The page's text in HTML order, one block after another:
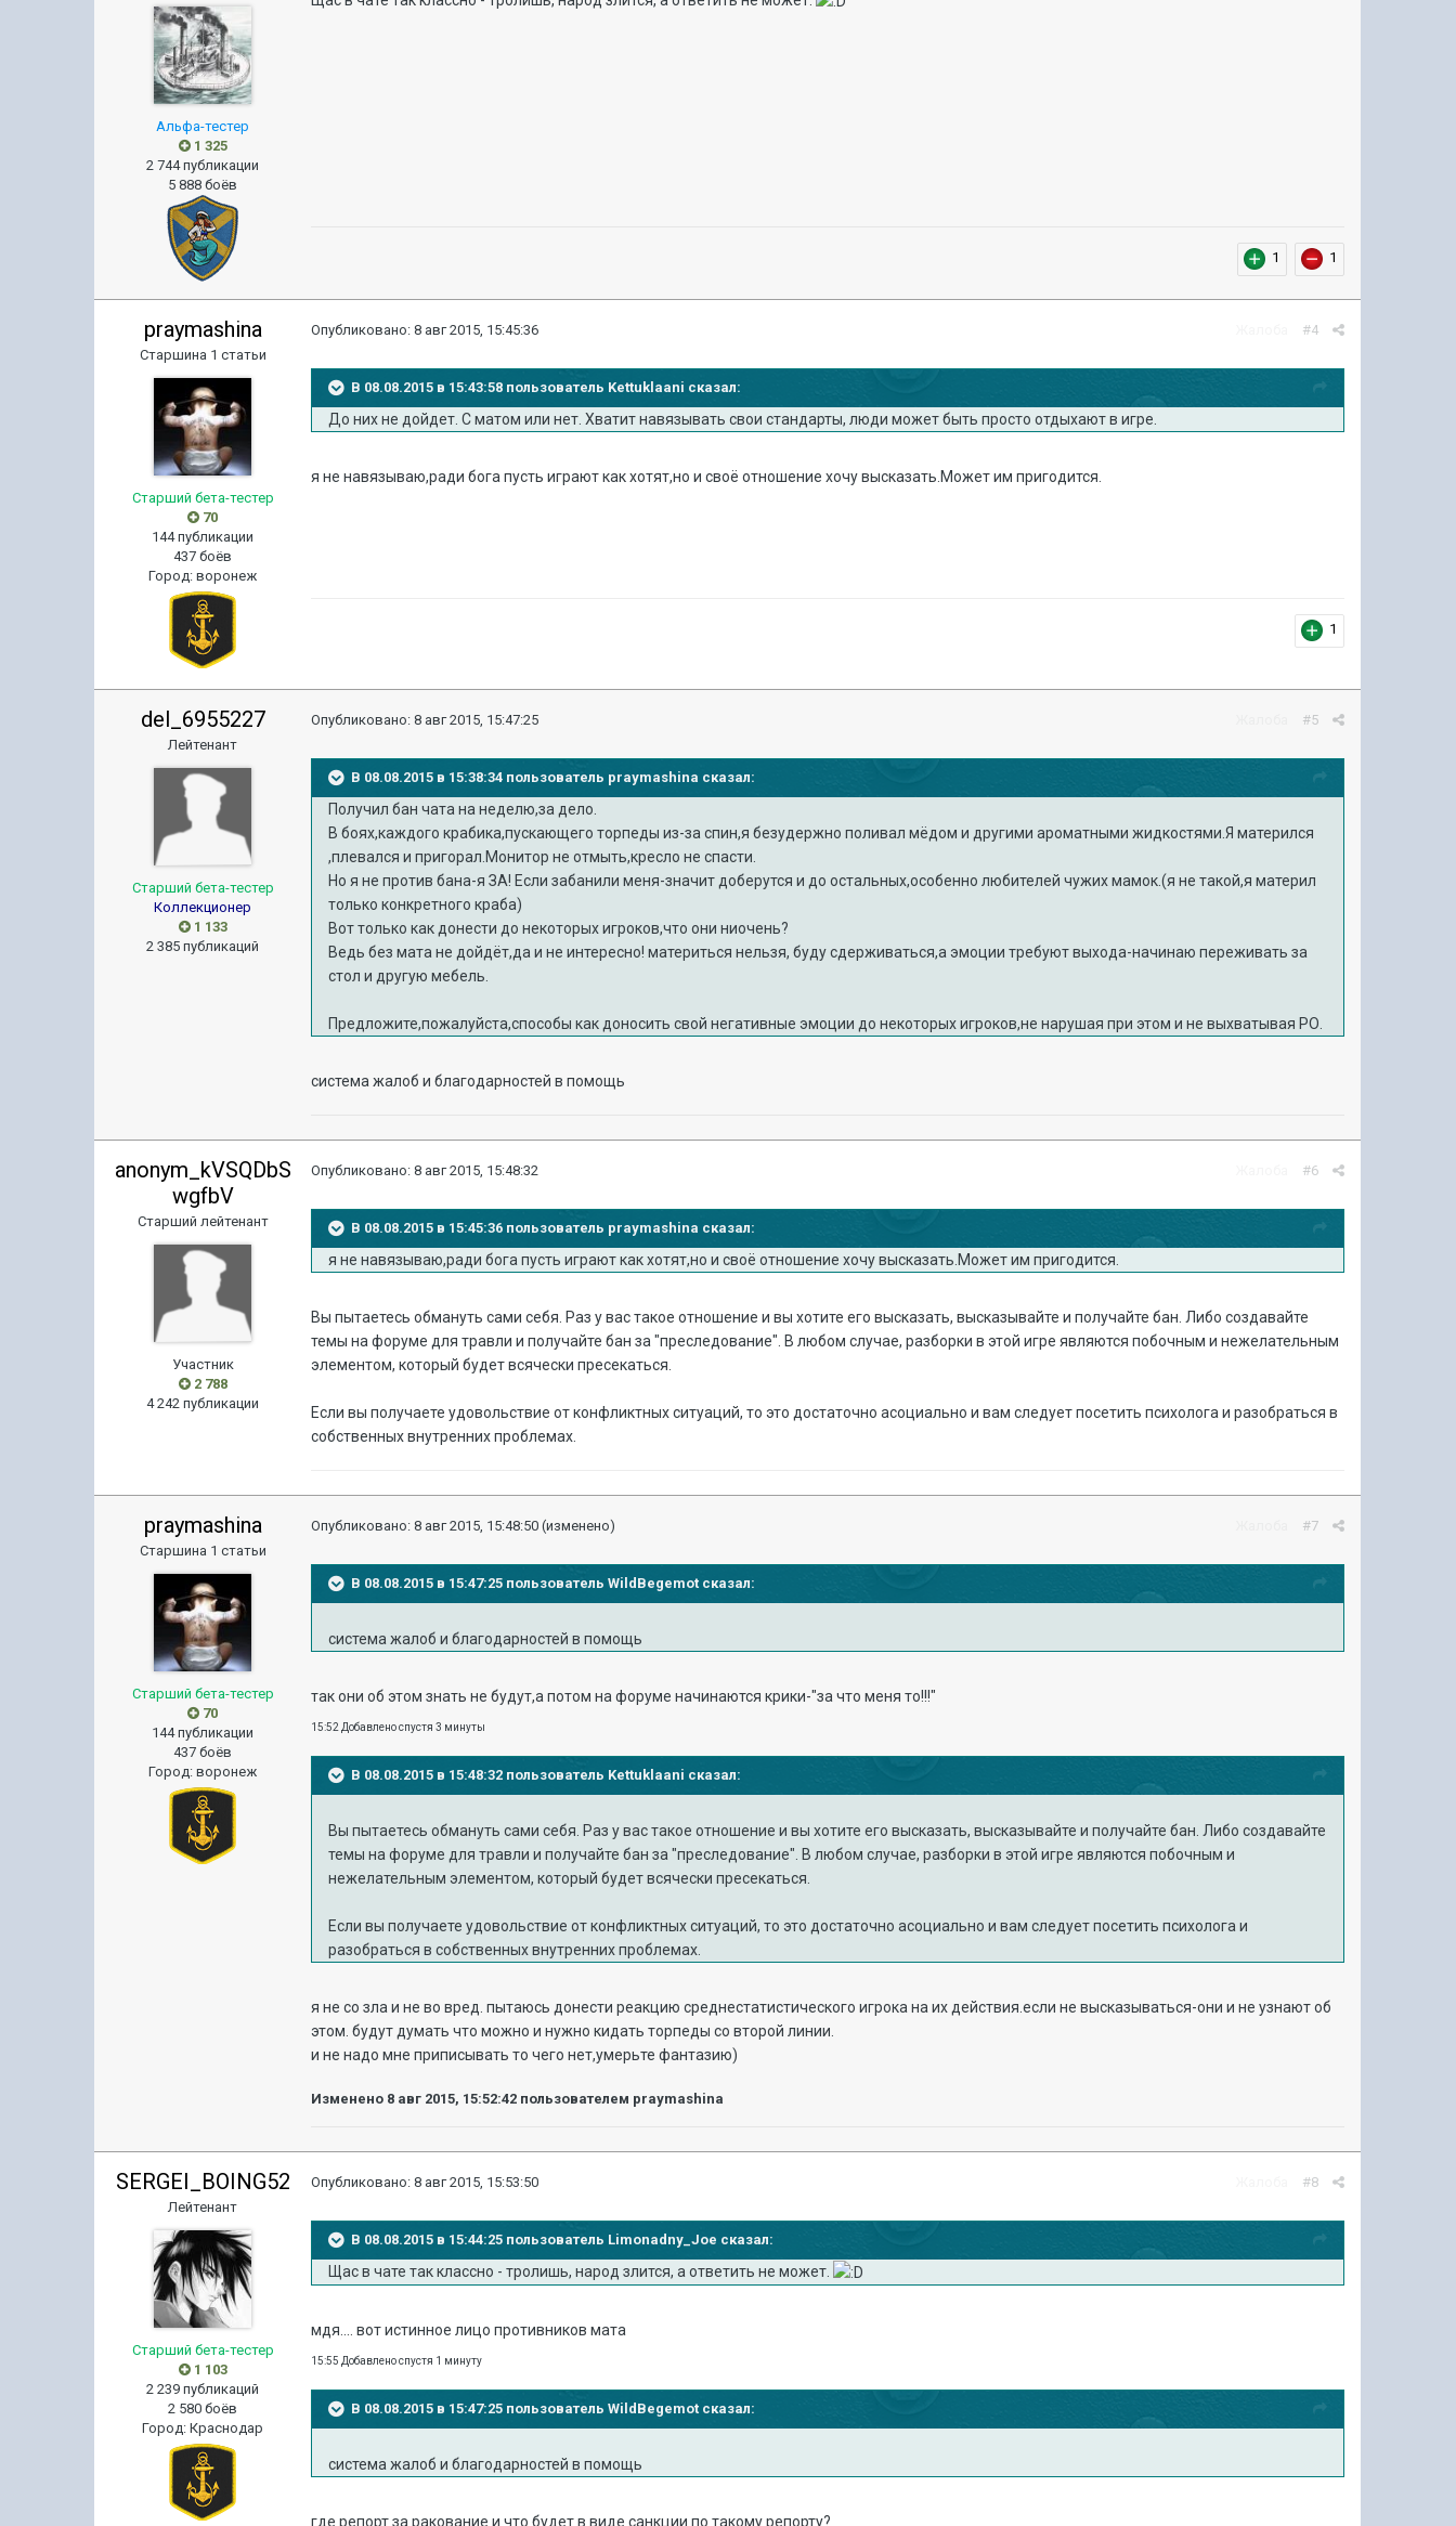
Альфа-тестер
1 325
2 744 публикации
5 888 боёв
1 1
praymashina
Старшина 1 статьи
Старший бета-тестер
70
144 публикации
437 боёв
Город:воронеж
#4
Опубликовано:8 авг 2015, 15:45:36
В 08.08.2015 в 15:43:58 пользователь Kettuklaani сказал:
До них не дойдет. С матом или нет. Хватит навязывать свои стандарты, люди может быть просто отдыхают в игре.
я не навязываю,ради бога пусть играют как хотят,но и своё отношение хочу высказать.Может им пригодится.
1
del_6955227
Лейтенант
Старший бета-тестер
Коллекционер
1 133
2 385 публикаций
#5
Опубликовано:8 авг 2015, 15:47:25
В 08.08.2015 в 15:38:34 пользователь praymashina сказал:
Получил бан чата на неделю,за дело.
В боях,каждого крабика,пускающего торпеды из-за спин,я безудержно поливал мёдом и другими ароматными жидкостями.Я матерился
,плевался и пригорал.Монитор не отмыть,кресло не спасти.
Но я не против бана-я ЗА! Если забанили меня-значит доберутся и до остальных,особенно любителей чужих мамок.(я не такой,я материл
только конкретного краба)
Вот только как донести до некоторых игроков,что они ниочень?
Ведь без мата не дойдёт,да и не интересно! материться нельзя, буду сдерживаться,а эмоции требуют выхода-начинаю переживать за
стол и другую мебель.
Предложите,пожалуйста,способы как доносить свой негативные эмоции до некоторых игроков,не нарушая при этом и не выхватывая РО.
система жалоб и благодарностей в помощь
anonym_kVSQDbS
wgfbV
Старший лейтенант
Участник
2 788
4 242 публикации
#6
Опубликовано:8 авг 2015, 15:48:32
В 08.08.2015 в 15:45:36 пользователь praymashina сказал:
я не навязываю,ради бога пусть играют как хотят,но и своё отношение хочу высказать.Может им пригодится.
Вы пытаетесь обмануть сами себя. Раз у вас такое отношение и вы хотите его высказать, высказывайте и получайте бан. Либо создавайте
темы на форуме для травли и получайте бан за "преследование". В любом случае, разборки в этой игре являются побочным и нежелательным
элементом, который будет всячески пресекаться.
Если вы получаете удовольствие от конфликтных ситуаций, то это достаточно асоциально и вам следует посетить психолога и разобраться в
собственных внутренних проблемах.
praymashina
Старшина 1 статьи
Старший бета-тестер
70
144 публикации
437 боёв
Город:воронеж
#7
Опубликовано:8 авг 2015, 15:48:50 (изменено)
В 08.08.2015 в 15:47:25 пользователь WildBegemot сказал:
система жалоб и благодарностей в помощь
так они об этом знать не будут,а потом на форуме начинаются крики-"за что меня то!!!"
15:52 Добавлено спустя 3 минуты
В 08.08.2015 в 15:48:32 пользователь Kettuklaani сказал:
Вы пытаетесь обмануть сами себя. Раз у вас такое отношение и вы хотите его высказать, высказывайте и получайте бан. Либо создавайте
темы на форуме для травли и получайте бан за "преследование". В любом случае, разборки в этой игре являются побочным и
нежелательным элементом, который будет всячески пресекаться.
Если вы получаете удовольствие от конфликтных ситуаций, то это достаточно асоциально и вам следует посетить психолога и
разобраться в собственных внутренних проблемах.
я не со зла и не во вред. пытаюсь донести реакцию среднестатистического игрока на их действия.если не высказываться-они и не узнают об
этом. будут думать что можно и нужно кидать торпеды со второй линии.
и не надо мне приписывать то чего нет,умерьте фантазию)
Изменено 8 авг 2015, 15:52:42 пользователем praymashina
SERGEI_BOING52
Лейтенант
Старший бета-тестер
1 103
2 239 публикаций
2 580 боёв
Город:Краснодар
#8
Опубликовано:8 авг 2015, 15:53:50
В 08.08.2015 в 15:44:25 пользователь Limonadny_Joe сказал:
Щас в чате так классно - тролишь, народ злится, а ответить не может.
мдя.... вот истинное лицо противников мата
15:55 Добавлено спустя 1 минуту
В 08.08.2015 в 15:47:25 пользователь WildBegemot сказал:
система жалоб и благодарностей в помощь
где репорт за ракование и что будет в виде санкции по такому репорту?